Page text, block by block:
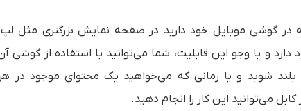
در گوشی موبایل خود دارید در صفحه نمایش بزرگتری مثل لپ
و با وجو این قابلیت، شما می‌توانید با استفاده از گوشی آن
بلند شوبد و یا زمانی که می‌خواهید یک محتوای موجود در
می‌توانید این کار را انجام دهید.